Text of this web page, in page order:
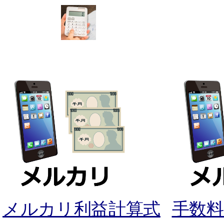
メルカリ利益計算式 手数